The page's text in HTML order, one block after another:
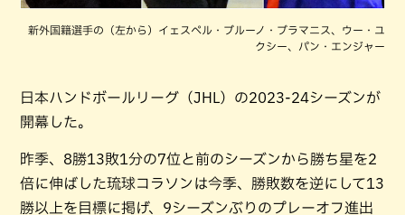
新外国籍選手の（左から）イェスペル・ブルーノ・ブラマニス、ウー・ユ
クシー、パン・エンジャー
日本ハンドボールリーグ（JHL）の2023-24シーズンが
開幕した。
昨季、8勝13敗1分の7位と前のシーズンから勝ち星を2
倍に伸ばした琉球コラソンは今季、勝敗数を逆にして13
勝以上を目標に掲げ、9シーズンぶりのプレーオフ進出